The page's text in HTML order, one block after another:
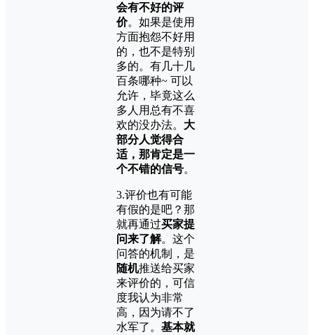
会有不好的评
价。如果是使用
方面抱怨不好用
的，也不是特别
多的。有几十几
百条哪种~ 可以
允许，毕竟这么
多人用总有不喜
欢的没办法。 大
部分人觉得合
适，那肯定是一
个不错的信号。
3.评价也有可能
有假的是吧？那
就再通过买家提
问来了解。这个
问答的机制，是
随机推送给买家
来评价的，可信
度我认为非常
高，因为请不了
水军了。 基本就